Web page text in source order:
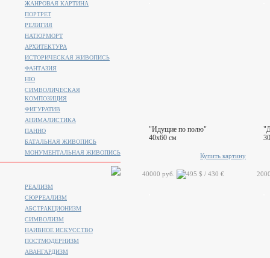
"Идущие по полю"
40x60 см
Купить картину
40000 руб.
ЖАНРОВАЯ КАРТИНА
ПОРТРЕТ
РЕЛИГИЯ
НАТЮРМОРТ
АРХИТЕКТУРА
ИСТОРИЧЕСКАЯ ЖИВОПИСЬ
ФАНТАЗИЯ
НЮ
СИМВОЛИЧЕСКАЯ
КОМПОЗИЦИЯ
ФИГУРАТИВ
АНИМАЛИСТИКA
ПАННО
БАТАЛЬНАЯ ЖИВОПИСЬ
МОНУМЕНТАЛЬНАЯ ЖИВОПИСЬ
РЕАЛИЗМ
СЮРРЕАЛИЗМ
АБСТРАКЦИОНИЗМ
СИМВОЛИЗМ
НАИВНОЕ ИСКУССТВО
ПОСТМОДЕРНИЗМ
АВАНГАРДИЗМ